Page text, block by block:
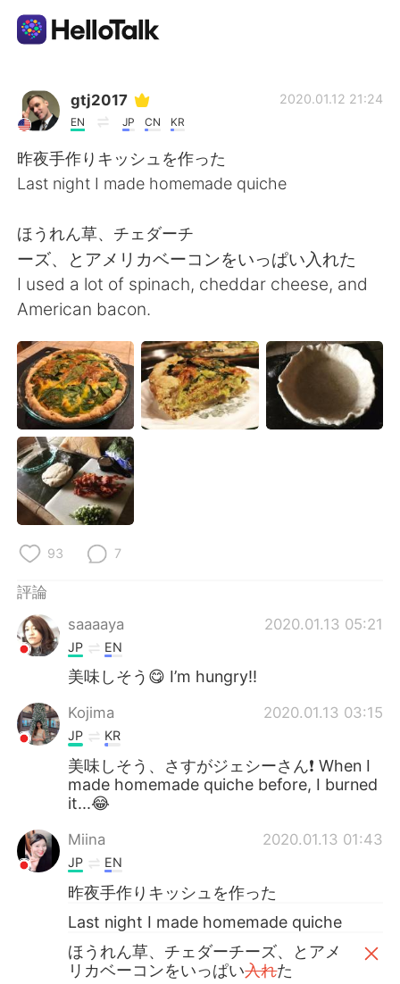
語言交換應用
繁體中文
English 简体中文
Español
Français Deutsch
日本語 한국어
Русский
Indonesia
Português
gtj2017
EN JP CN KR
2020.01.12 21:24
昨夜手作りキッシュを作った
Last night I made homemade quiche
ほうれん草、チェダーチ
ーズ、とアメリカベーコンをいっぱい入れた
I used a lot of spinach, cheddar cheese, and
American bacon.
93 7
評論
saaaaya
2020.01.13 05:21
JP EN
美味しそう😋 I’m hungry!!
Kojima 2020.01.13 03:15
JP KR
美味しそう、さすがジェシーさん❗️ When I
made homemade quiche before, I burned
it...😂
Miina 2020.01.13 01:43
JP EN
昨夜手作りキッシュを作った
Last night I made homemade quiche
ほうれん草、チェダーチーズ、とアメ
リカベーコンをいっぱい入れた